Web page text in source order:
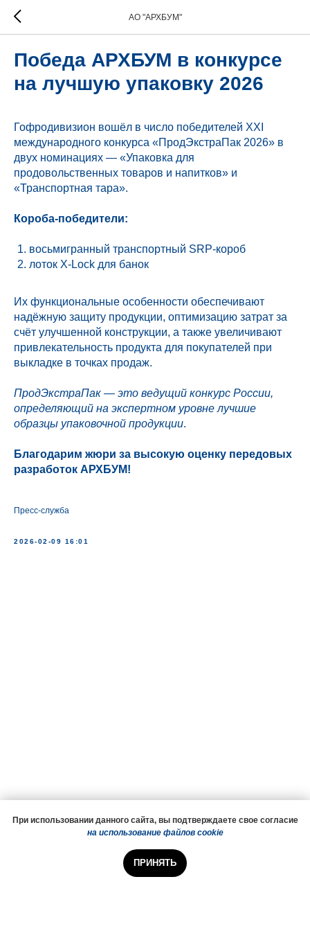
АО "АРХБУМ"
Победа АРХБУМ в конкурсе
на лучшую упаковку 2026
Гофродивизион вошёл в число победителей XXI
международного конкурса «ПродЭкстраПак 2026» в
двух номинациях — «Упаковка для
продовольственных товаров и напитков» и
«Транспортная тара».
Короба-победители:
восьмигранный транспортный SRP-короб
лоток X-Lock для банок
Их функциональные особенности обеспечивают
надёжную защиту продукции, оптимизацию затрат за
счёт улучшенной конструкции, а также увеличивают
привлекательность продукта для покупателей при
выкладке в точках продаж.
ПродЭкстраПак — это ведущий конкурс России,
определяющий на экспертном уровне лучшие
образцы упаковочной продукции.
Благодарим жюри за высокую оценку передовых
разработок АРХБУМ!
Пресс-служба
2026-02-09 16:01
При использовании данного сайта, вы подтверждаете свое согласие
на использование файлов cookie
ПРИНЯТЬ